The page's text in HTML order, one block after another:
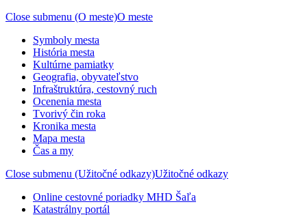
Close submenu (O meste)O meste
Symboly mesta
História mesta
Kultúrne pamiatky
Geografia, obyvateľstvo
Infraštruktúra, cestovný ruch
Ocenenia mesta
Tvorivý čin roka
Kronika mesta
Mapa mesta
Čas a my
Close submenu (Užitočné odkazy)Užitočné odkazy
Online cestovné poriadky MHD Šaľa
Katastrálny portál